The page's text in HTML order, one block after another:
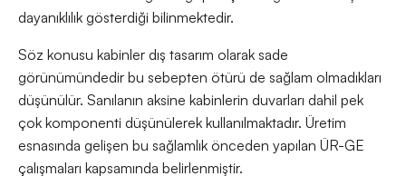
dayanıklılık gösterdiği bilinmektedir.
Söz konusu kabinler dış tasarım olarak sade
görünümündedir bu sebepten ötürü de sağlam olmadıkları
düşünülür. Sanılanın aksine kabinlerin duvarları dahil pek
çok komponenti düşünülerek kullanılmaktadır. Üretim
esnasında gelişen bu sağlamlık önceden yapılan ÜR-GE
çalışmaları kapsamında belirlenmiştir.